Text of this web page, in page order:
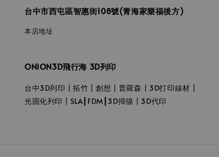
台中市西屯區智惠街108號(青海家樂福後方)
本店地址
ONION3D飛行海 3D列印
台中3D列印┃拓竹┃創想┃普羅森┃3D打印線材┃
光固化列印┃SLA┃FDM┃3D掃描┃3D代印